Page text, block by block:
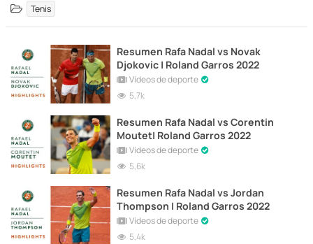
Tenis
Resumen Rafa Nadal vs Novak
Djokovic | Roland Garros 2022
Vídeos de deporte
5,7k
Resumen Rafa Nadal vs Corentin
Moutet| Roland Garros 2022
Vídeos de deporte
5,6k
Resumen Rafa Nadal vs Jordan
Thompson | Roland Garros 2022
Vídeos de deporte
5,4k